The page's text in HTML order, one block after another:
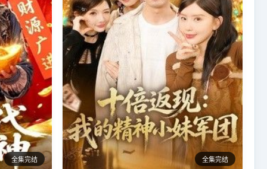
全集完结 全集完结